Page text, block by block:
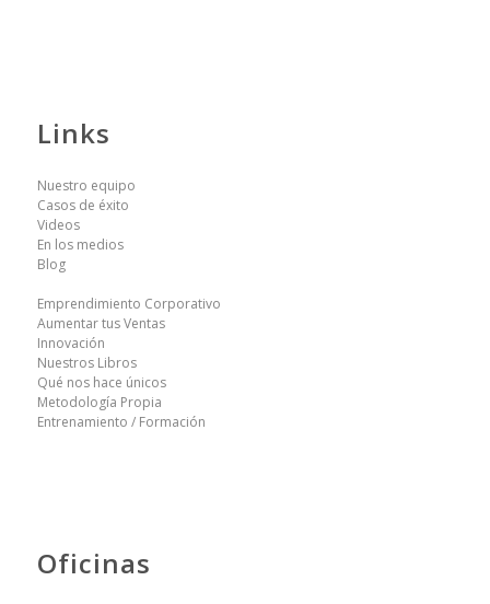
Links
Nuestro equipo
Casos de éxito
Videos
En los medios
Blog
Emprendimiento Corporativo
Aumentar tus Ventas
Innovación
Nuestros Libros
Qué nos hace únicos
Metodología Propia
Entrenamiento / Formación
Oficinas